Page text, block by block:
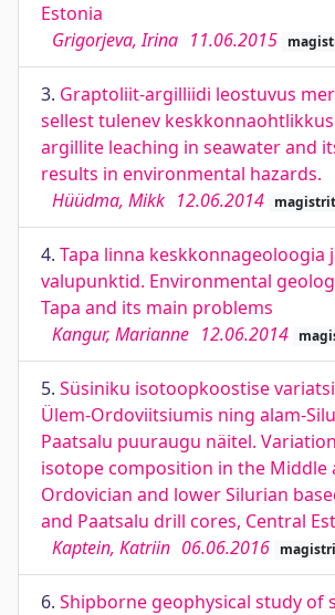
Estonia
Grigorjeva, Irina 11.06.2015
3. Graptoliit-argilliidi leostuvus
sellest tulenev
argillite leaching in seawater and
results in environmental hazards.
Hüüdma, Mikk 12.06.2014
4. Tapa linna keskkonnageoloogia
valupunktid. Environmental
Tapa and its main problems
Kangur, Marianne 12.06.2014
5. Süsiniku isotoopkoostise
Ülem-Ordoviitsiumis ning alam-
Paatsalu puuraugu näitel.
isotope composition in the Middle
Ordovician and lower Silurian
and Paatsalu drill cores, Central
Kaptein, Katriin 06.06.2016
6. Shipborne geophysical study of